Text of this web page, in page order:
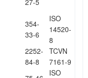
27-5
354-
33-6
ISO
14520-
8
2252-
84-8
TCVN
7161-9
ISO